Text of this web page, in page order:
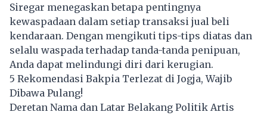
Siregar menegaskan betapa pentingnya
kewaspadaan dalam setiap transaksi jual beli
kendaraan. Dengan mengikuti tips-tips diatas dan
selalu waspada terhadap tanda-tanda penipuan,
Anda dapat melindungi diri dari kerugian.
5 Rekomendasi Bakpia Terlezat di Jogja, Wajib
Dibawa Pulang!
Deretan Nama dan Latar Belakang Politik Artis